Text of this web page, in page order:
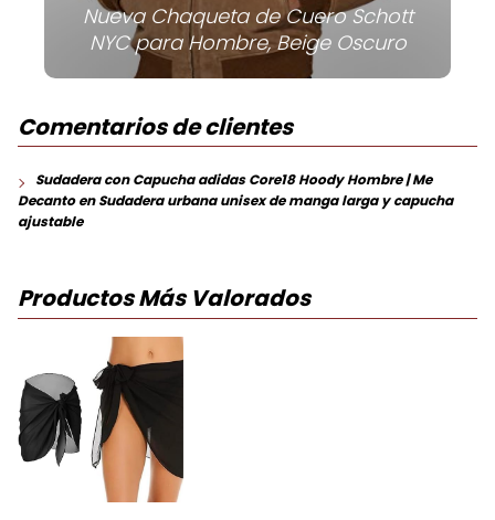
Nueva Chaqueta de Cuero Schott
NYC para Hombre, Beige Oscuro
Comentarios de clientes
Sudadera con Capucha adidas Core18 Hoody Hombre | Me
DecantoenSudadera urbana unisex de manga larga y capucha
ajustable
Productos Más Valorados